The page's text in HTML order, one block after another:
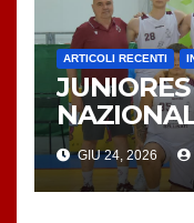
ARTICOLI RECENTI
GIU 24, 2026